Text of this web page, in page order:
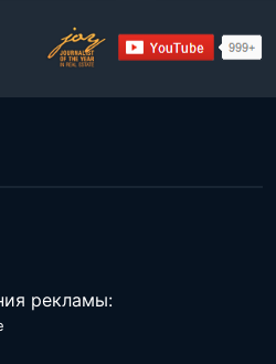
рекламы: